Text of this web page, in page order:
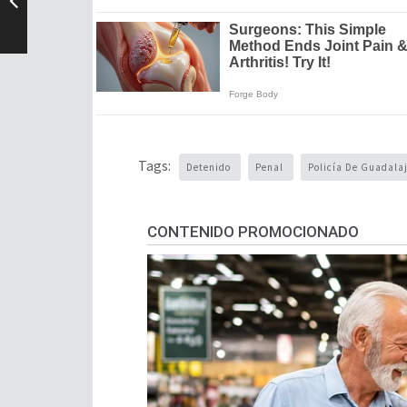
Tags: Detenido Penal Policía De
CONTENIDO PROMOCIONADO